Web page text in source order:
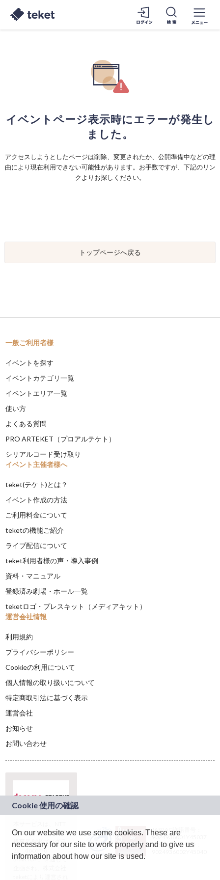
イベントページ表示時にエラーが発生し
ました。
アクセスしようとしたページは削除、変更されたか、公開準備中などの理
由により現在利用できない可能性があります。お手数ですが、下記のリン
クよりお探しください。
トップページへ戻る
一般ご利用者様
イベントを探す
イベントカテゴリ一覧
イベントエリア一覧
使い方
よくある質問
PRO ARTEKET（プロアルテケト）
シリアルコード受け取り
イベント主催者様へ
teket(テケト)とは？
イベント作成の方法
ご利用料金について
teketの機能ご紹介
ライブ配信について
teket利用者様の声・導入事例
資料・マニュアル
登録済み劇場・ホール一覧
teketロゴ・プレスキット（メディアキット）
運営会社情報
利用規約
プライバシーポリシー
Cookieの利用について
個人情報の取り扱いについて
特定商取引法に基づく表示
運営会社
お知らせ
お問い合わせ
ドコモグループの新
規事業創出プログラ
ム「docomo
STARTUP」を通じて
JASRAC許諾番号：
9024936001Y45037
JASRAC許諾番号：
On our website we use some cookies. These are
necessary for our site to work properly and to give us
information about how our site is used.